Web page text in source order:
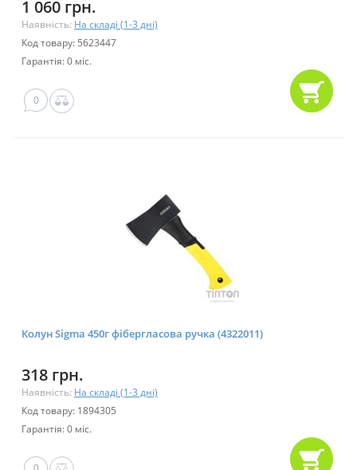
1 060 грн.
Наявність: На складі (1-3 дні)
Код товару: 5623447
Гарантія: 0 міс.
0
Колун Sigma 450г фібергласова ручка (4322011)
318 грн.
Наявність: На складі (1-3 дні)
Код товару: 1894305
Гарантія: 0 міс.